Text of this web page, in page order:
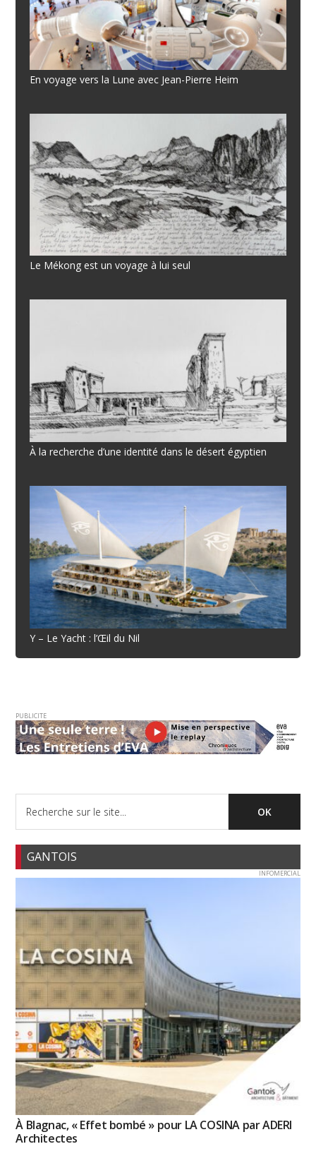
En voyage vers la Lune avec Jean-Pierre Heim
Le Mékong est un voyage à lui seul
À la recherche d’une identité dans le désert égyptien
Y – Le Yacht : l’Œil du Nil
PUBLICITE
GANTOIS
INFOMERCIAL
À Blagnac, « Effet bombé » pour LA COSINA par ADERI
Architectes